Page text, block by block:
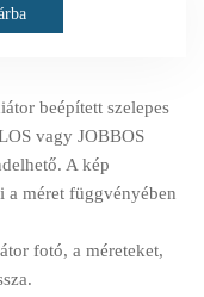
beépített szelepes
vagy JOBBOS
A kép
a méret függvényében
fotó, a méreteket,